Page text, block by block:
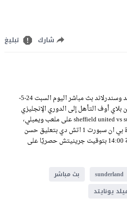
شارك تبليغ
مشاهدة مباراة شيفيلد يونايتد وسندرلاند بث مباشر اليوم السبت 24-5-
من بلاي أوف التأهل إلى الدوري الإنجليزي
الممتاز sheffield united vs sunderland live stream على ملعب ويمبلي،
وسيكون اللقاء منقولًا عبر قناة بي ان سبورت 1 اتش دي بتعليق حسن
العيدروس، وذلك على الساعة 14:00 بتوقيت جرينيتش حصريًا على
sunderland
بث مباشر
يونايتد